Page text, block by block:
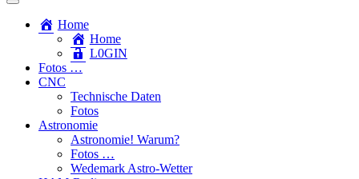
Toggle
search
field
Home
Home
L​0​​GIN
Fotos …
CNC
Technische Daten
Fotos
Astronomie
Astronomie! Warum?
Fotos …
Wedemark Astro-Wetter